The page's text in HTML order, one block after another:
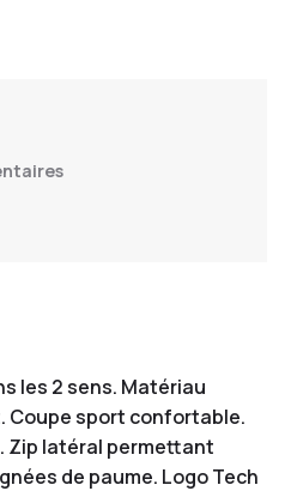
les 2 sens. Matériau
Coupe sport confortable.
Zip latéral permettant
de paume. Logo Tech